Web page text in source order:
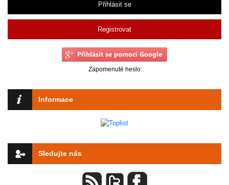
Přihlásit se
Registrovat
Zapomenuté heslo
Informace
Sledujte nás